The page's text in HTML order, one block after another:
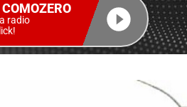
radio